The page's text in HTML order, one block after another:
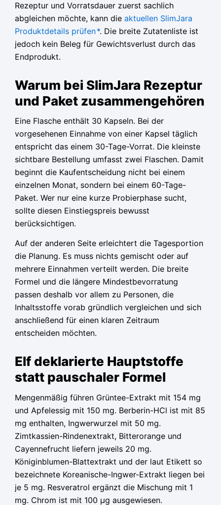
Rezeptur und Vorratsdauer zuerst sachlich
abgleichen möchte, kann die aktuellen SlimJara
Produktdetails prüfen*. Die breite Zutatenliste ist
jedoch kein Beleg für Gewichtsverlust durch das
Endprodukt.
Warum bei SlimJara Rezeptur
und Paket zusammengehören
Eine Flasche enthält 30 Kapseln. Bei der
vorgesehenen Einnahme von einer Kapsel täglich
entspricht das einem 30-Tage-Vorrat. Die kleinste
sichtbare Bestellung umfasst zwei Flaschen. Damit
beginnt die Kaufentscheidung nicht bei einem
einzelnen Monat, sondern bei einem 60-Tage-
Paket. Wer nur eine kurze Probierphase sucht,
sollte diesen Einstiegspreis bewusst
berücksichtigen.
Auf der anderen Seite erleichtert die Tagesportion
die Planung. Es muss nichts gemischt oder auf
mehrere Einnahmen verteilt werden. Die breite
Formel und die längere Mindestbevorratung
passen deshalb vor allem zu Personen, die
Inhaltsstoffe vorab gründlich vergleichen und sich
anschließend für einen klaren Zeitraum
entscheiden möchten.
Elf deklarierte Hauptstoffe
statt pauschaler Formel
Mengenmäßig führen Grüntee-Extrakt mit 154 mg
und Apfelessig mit 150 mg. Berberin-HCl ist mit 85
mg enthalten, Ingwerwurzel mit 50 mg.
Zimtkassien-Rindenextrakt, Bitterorange und
Cayennefrucht liefern jeweils 20 mg.
Königinblumen-Blattextrakt und der laut Etikett so
bezeichnete Koreanische-Ingwer-Extrakt liegen bei
je 5 mg. Resveratrol ergänzt die Mischung mit 1
mg. Chrom ist mit 100 µg ausgewiesen.